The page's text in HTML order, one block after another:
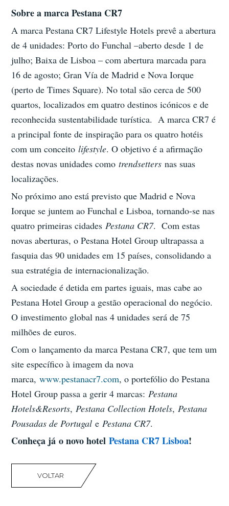
Sobre a marca Pestana CR7
A marca Pestana CR7 Lifestyle Hotels prevê a abertura
de 4 unidades: Porto do Funchal –aberto desde 1 de
julho; Baixa de Lisboa – com abertura marcada para
16 de agosto; Gran Vía de Madrid e Nova Iorque
(perto de Times Square). No total são cerca de 500
quartos, localizados em quatro destinos icónicos e de
reconhecida sustentabilidade turística. A marca CR7 é
a principal fonte de inspiração para os quatro hotéis
com um conceitolifestyle. O objetivo é a afirmação
destas novas unidades comotrendsetters nas suas
localizações.
No próximo ano está previsto que Madrid e Nova
Iorque se juntem ao Funchal e Lisboa, tornando-se nas
quatro primeiras cidadesPestana CR7. Com estas
novas aberturas, o Pestana Hotel Group ultrapassa a
fasquia das 90 unidades em 15 países, consolidando a
sua estratégia de internacionalização.
A sociedade é detida em partes iguais, mas cabe ao
Pestana Hotel Group a gestão operacional do negócio.
O investimento global nas 4 unidades será de 75
milhões de euros.
Com o lançamento da marca Pestana CR7, que tem um
site específico à imagem da nova
marca,www.pestanacr7.com, o portefólio do Pestana
Hotel Group passa a gerir 4 marcas:Pestana
Hotels&Resorts,Pestana Collection Hotels,Pestana
Pousadas de Portugal ePestana CR7.
Conheça já o novo hotelPestana CR7 Lisboa!
VOLTAR